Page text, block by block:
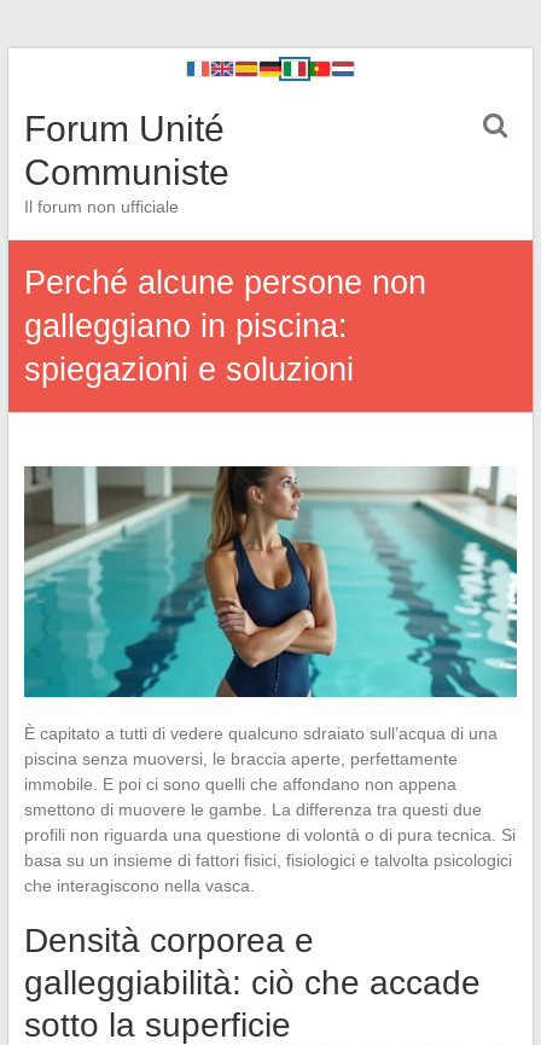
Forum Unité
Communiste
Il forum non ufficiale
Perché alcune persone non
galleggiano in piscina:
spiegazioni e soluzioni
È capitato a tutti di vedere qualcuno sdraiato sull’acqua di una
piscina senza muoversi, le braccia aperte, perfettamente
immobile. E poi ci sono quelli che affondano non appena
smettono di muovere le gambe. La differenza tra questi due
profili non riguarda una questione di volontà o di pura tecnica. Si
basa su un insieme di fattori fisici, fisiologici e talvolta psicologici
che interagiscono nella vasca.
Densità corporea e
galleggiabilità: ciò che accade
sotto la superficie